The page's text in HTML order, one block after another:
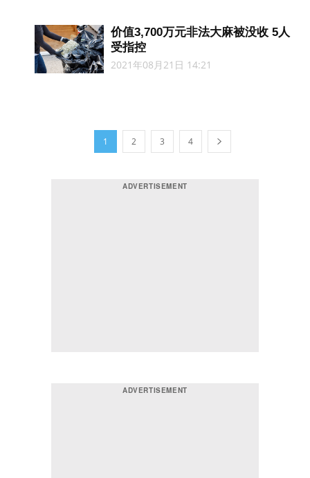
价值3,700万元非法大麻被没收 5人
受指控
2021年08月21日 14:21
1 2 3 4